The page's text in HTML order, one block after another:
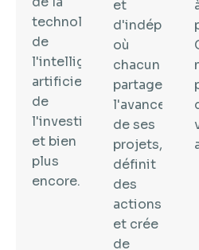
technologie,
de
l'intelligence
artificielle,
de
l'investissement
et bien
plus
encore.
et
où
chacun
partage
l'avancement
de ses
projets,
définit
des
actions
et crée
de